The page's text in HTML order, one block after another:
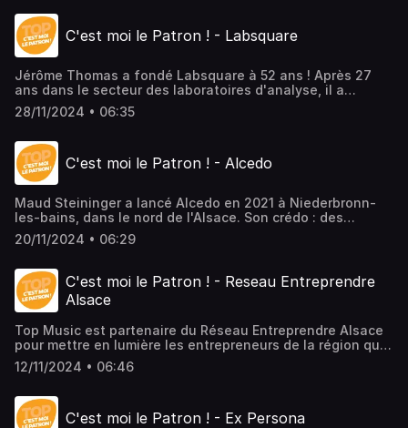
pomme de terre est reine, mais les Alsaciens envisagent
de fournir d'autres légumes à l'avenir.> L'épisode en vidéo
ici <
C'est moi le Patron ! - Labsquare
Jérôme Thomas a fondé Labsquare à 52 ans ! Après 27
ans dans le secteur des laboratoires d'analyse, il a
identifié un besoin de ces labos et imaginé une sorte de
plateforme qui favorise le réemploi des équipements et
stocks des uns pour alimenter les autres.> L'épisode en
vidéo ici
28/11/2024 • 06:35
C'est moi le Patron ! - Alcedo
Maud Steininger a lancé Alcedo en 2021 à Niederbronn-
les-bains, dans le nord de l'Alsace. Son crédo : des
produits cosmétiques bio, avec un maximum de matières
premières locales (colza, tournesol, chanvre...). Issue du
gamme, qui compte aujourd'hui des produits de soin et
d'hygiène aux normes très strictes. C'est une des
lauréates de Réseau Entreprendre Alsace.> Episode en
20/11/2024 • 06:29
C'est moi le Patron ! - Reseau Entreprendre
Alsace
Top Music est partenaire du Réseau Entreprendre Alsace
pour mettre en lumière les entrepreneurs de la région qui
osent se lancer. Pour mieux comprendre le
fonctionnement du réseau, cette fois, c'est le directeur
podcast en vidéo ici <
12/11/2024 • 06:46
C'est moi le Patron ! - Ex Persona